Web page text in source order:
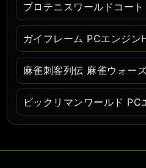
プロテニスワールドコー
ガイフレーム PCエンジン
麻雀刺客列伝 麻雀ウォー
ビックリマンワールド PC